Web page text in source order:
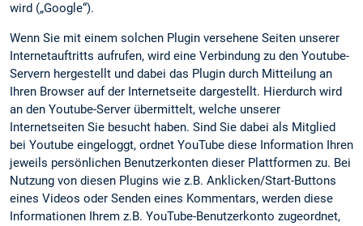
wird („Google“).
Wenn Sie mit einem solchen Plugin versehene Seiten unserer
Internetauftritts aufrufen, wird eine Verbindung zu den Youtube-
Servern hergestellt und dabei das Plugin durch Mitteilung an
Ihren Browser auf der Internetseite dargestellt. Hierdurch wird
an den Youtube-Server übermittelt, welche unserer
Internetseiten Sie besucht haben. Sind Sie dabei als Mitglied
bei Youtube eingeloggt, ordnet YouTube diese Information Ihren
jeweils persönlichen Benutzerkonten dieser Plattformen zu. Bei
Nutzung von diesen Plugins wie z.B. Anklicken/Start-Buttons
eines Videos oder Senden eines Kommentars, werden diese
Informationen Ihrem z.B. YouTube-Benutzerkonto zugeordnet,